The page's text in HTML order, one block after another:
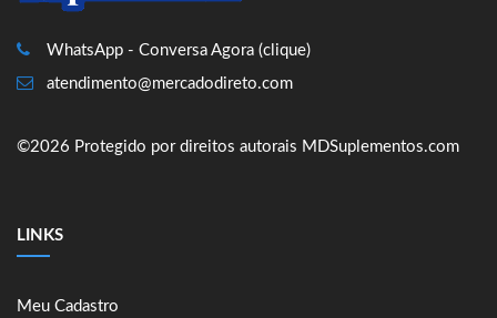
WhatsApp - Conversa Agora (clique)
atendimento@mercadodireto.com
©2026 Protegido por direitos autorais MDSuplementos.com
LINKS
Meu Cadastro